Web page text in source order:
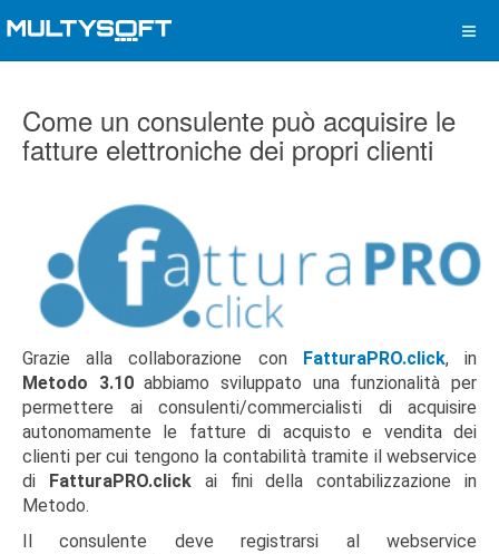
Come un consulente può acquisire le
fatture elettroniche dei propri clienti
Grazie alla collaborazione con FatturaPRO.click, in
Metodo 3.10abbiamo sviluppato una funzionalità per
permettere ai consulenti/commercialisti di acquisire
autonomamente le fatture di acquisto e vendita dei
clienti per cui tengono la contabilità tramite il webservice
di
FatturaPRO.clickai fini della contabilizzazione in
Metodo.
Il consulente deve registrarsi al webservice